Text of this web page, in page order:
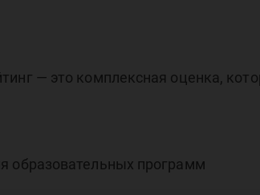
— это комплексная оценка,
образовательных программ